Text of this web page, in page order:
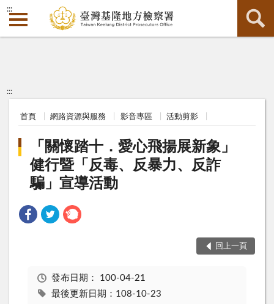
:::
:::
首頁 網路資源與服務 影音專區 活動剪影
「關懷踏十．愛心飛揚展新象」
健行暨「反毒、反暴力、反詐
騙」宣導活動
回上一頁
發布日期： 100-04-21
最後更新日期：108-10-23